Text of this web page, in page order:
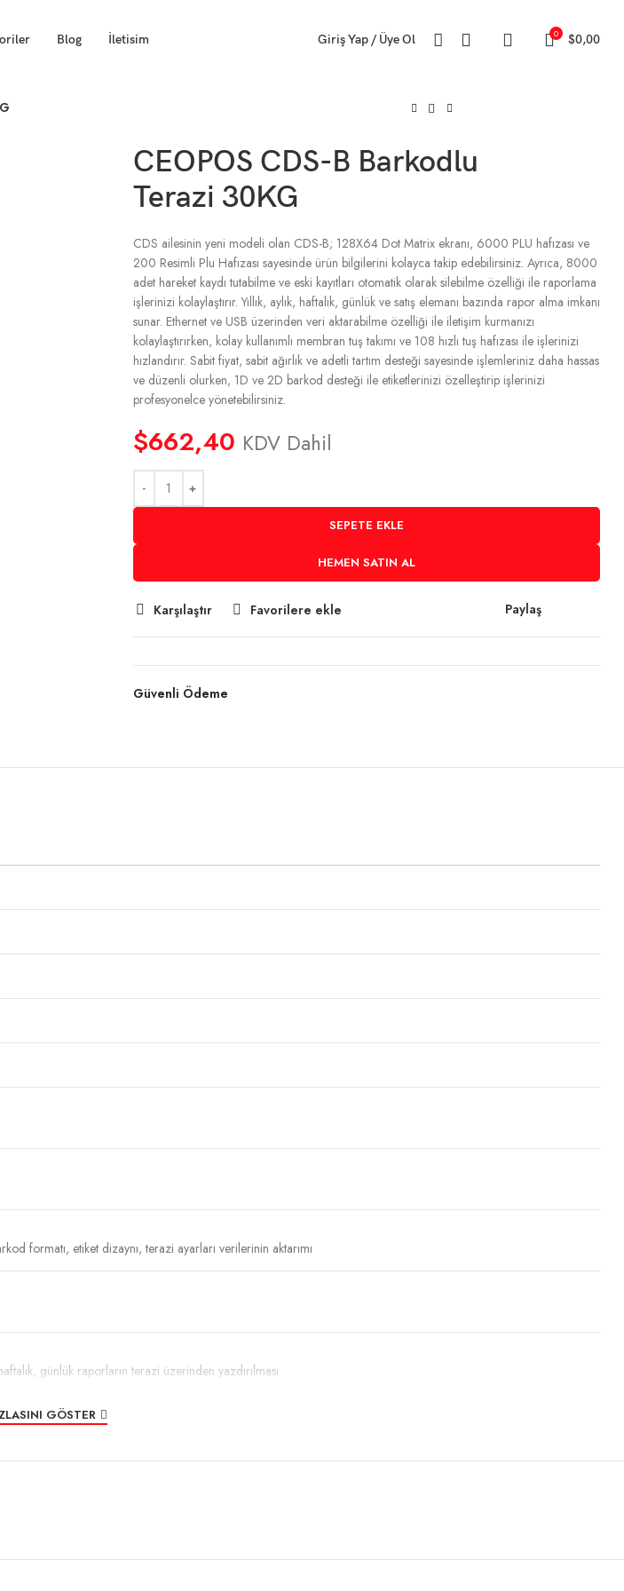
Blog İletisim Giriş Yap / Üye Ol 0 $0,00
CEOPOS CDS-B Barkodlu
Terazi 30KG
CDS ailesinin yeni modeli olan CDS-B; 128X64 Dot Matrix ekranı, 6000 PLU hafızası ve
200 Resimli Plu Hafızası sayesinde ürün bilgilerini kolayca takip edebilirsiniz. Ayrıca, 8000
adet hareket kaydı tutabilme ve eski kayıtları otomatik olarak silebilme özelliği ile raporlama
işlerinizi kolaylaştırır. Yıllık, aylık, haftalık, günlük ve satış elemanı bazında rapor alma imkanı
sunar. Ethernet ve USB üzerinden veri aktarabilme özelliği ile iletişim kurmanızı
kolaylaştırırken, kolay kullanımlı membran tuş takımı ve 108 hızlı tuş hafızası ile işlerinizi
hızlandırır. Sabit fiyat, sabit ağırlık ve adetli tartım desteği sayesinde işlemleriniz daha hassas
ve düzenli olurken, 1D ve 2D barkod desteği ile etiketlerinizi özelleştirip işlerinizi
profesyonelce yönetebilirsiniz.
$662,40 KDV Dahil
SEPETE EKLE
HEMEN SATIN AL
Karşılaştır Favorilere ekle Paylaş
Güvenli Ödeme
formatı, etiket dizaynı, terazi ayarları verilerinin aktarımı
günlük raporların terazi üzerinden yazdırılması
GÖSTER